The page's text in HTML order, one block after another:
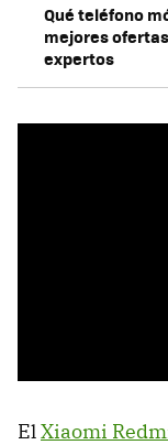
Qué teléfono
mejores
expertos
El Xiaomi